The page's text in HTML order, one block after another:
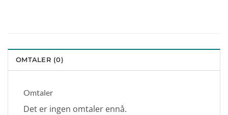
OMTALER (0)
Omtaler
Det er ingen omtaler ennå.